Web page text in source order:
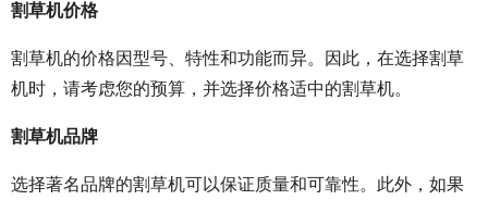
割草机价格
割草机的价格因型号、特性和功能而异。因此，在选择割草
机时，请考虑您的预算，并选择价格适中的割草机。
割草机品牌
选择著名品牌的割草机可以保证质量和可靠性。此外，如果